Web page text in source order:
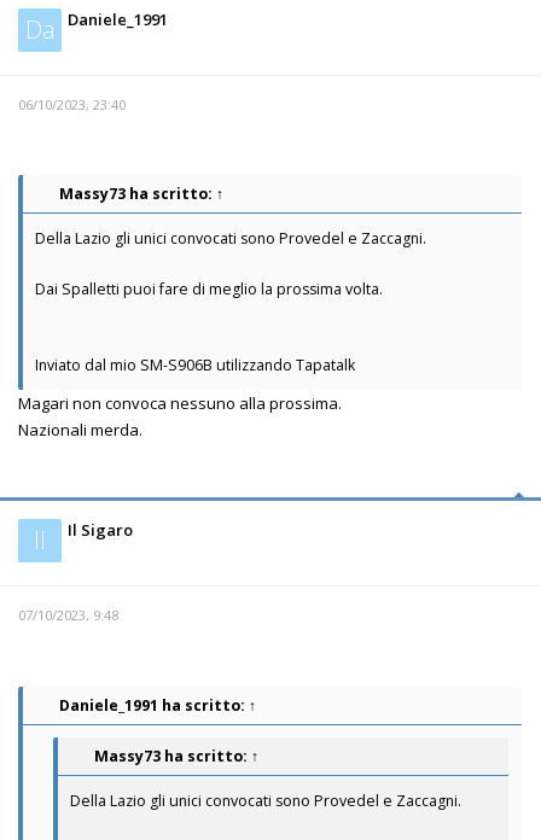
Da Daniele_1991
06/10/2023, 23:40
Massy73 ha scritto: ↑
Della Lazio gli unici convocati sono Provedel e Zaccagni.
Dai Spalletti puoi fare di meglio la prossima volta.
Inviato dal mio SM-S906B utilizzando Tapatalk
Magari non convoca nessuno alla prossima.
Nazionali merda.
Il Il Sigaro
07/10/2023, 9:48
Daniele_1991 ha scritto: ↑
Massy73 ha scritto: ↑
Della Lazio gli unici convocati sono Provedel e Zaccagni.